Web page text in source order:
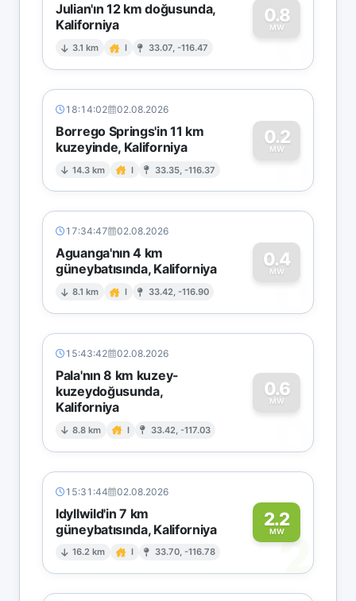
Julian'ın 12 km doğusunda,
Kaliforniya
3.1 km I 33.07, -116.47
0.8
MW
0
18:14:02 02.08.2026
Borrego Springs'in 11 km
kuzeyinde, Kaliforniya
14.3 km I 33.35, -116.37
0.2
MW
0
17:34:47 02.08.2026
Aguanga'nın 4 km
güneybatısında, Kaliforniya
8.1 km I 33.42, -116.90
0.4
MW
0
15:43:42 02.08.2026
Pala'nın 8 km kuzey-
kuzeydoğusunda,
Kaliforniya
8.8 km I 33.42, -117.03
0.6
MW
0
15:31:44 02.08.2026
Idyllwild'in 7 km
güneybatısında, Kaliforniya
16.2 km I 33.70, -116.78
2.2
MW2